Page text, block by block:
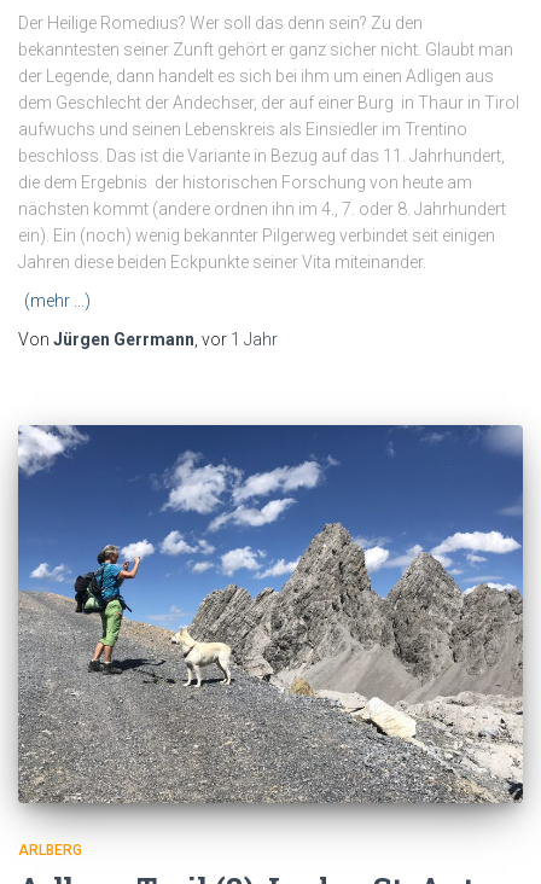
Der Heilige Romedius? Wer soll das denn sein? Zu den
bekanntesten seiner Zunft gehört er ganz sicher nicht. Glaubt man
der Legende, dann handelt es sich bei ihm um einen Adligen aus
dem Geschlecht der Andechser, der auf einer Burg in Thaur in Tirol
aufwuchs und seinen Lebenskreis als Einsiedler im Trentino
beschloss. Das ist die Variante in Bezug auf das 11. Jahrhundert,
die dem Ergebnis der historischen Forschung von heute am
nächsten kommt (andere ordnen ihn im 4., 7. oder 8. Jahrhundert
ein). Ein (noch) wenig bekannter Pilgerweg verbindet seit einigen
Jahren diese beiden Eckpunkte seiner Vita miteinander.
(mehr …)
Von Jürgen Gerrmann , vor 1 Jahr
ARLBERG